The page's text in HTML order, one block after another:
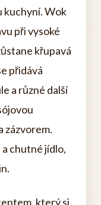
kuchyní. Wok
při vysoké
křupavá
přidává
a různé další
zázvorem.
chutné jídlo,
který si